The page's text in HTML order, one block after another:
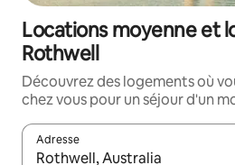
Locations moyenne et
Rothwell
Découvrez des logements où
chez vous pour un séjour d'un
Adresse
Lorsque les résultats s'affichent,